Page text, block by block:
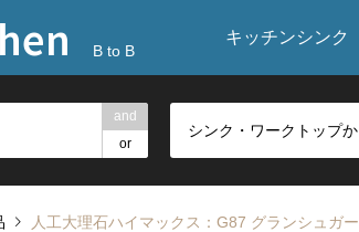
B to B
キッチンシンク
and
or
人工大理石ハイマックス：G87 グランシュガー